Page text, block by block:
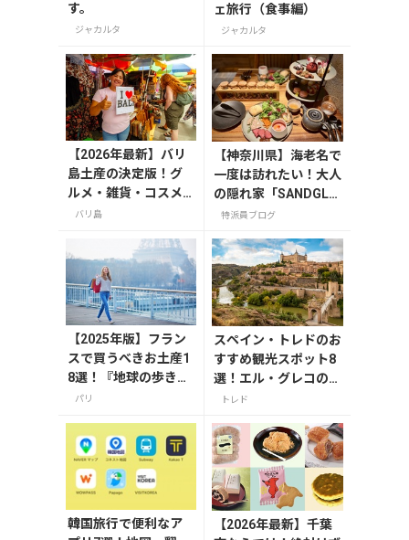
す。
ジャカルタ
ェ旅行（食事編）
ジャカルタ
【2026年最新】バリ
島土産の決定版！グ
ルメ・雑貨・コスメ
のおすすめ20選
バリ島
【神奈川県】海老名で
一度は訪れたい！大人
の隠れ家「SANDGLA
SS 熾火」で味わうア
特派員ブログ
【2025年版】フラン
スで買うべきお土産1
8選！『地球の歩き
方』編集者おすすめ
を紹介
パリ
スペイン・トレドのお
すすめ観光スポット8
選！エル・グレコの傑
作や古都の魅力を満喫
トレド
韓国旅行で便利なア
【2026年最新】千葉